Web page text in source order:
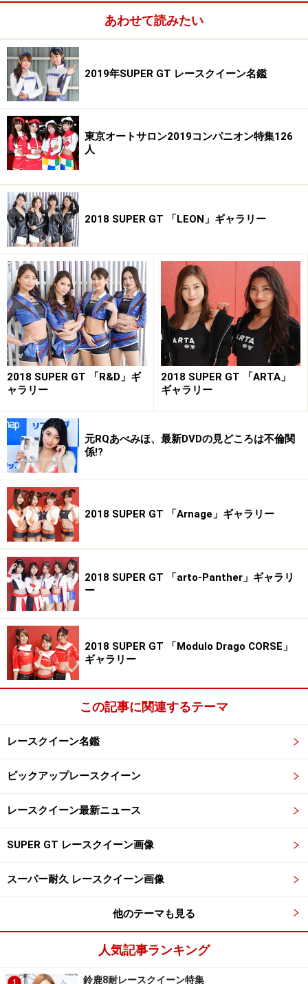
南友香／クリスタルクロコギャル
南友香／クリスタルクロコギャル
■リアルタイム情報は「レースクイーン navi」で配信
中！
----------------------------------------------------------
します。
※画像の肖像権は各モデルさん及び、所属事務所に帰属
します。
※画像の無断使用及び直リンクは営利・非営利を問わず
禁止します。
All About 著作権/商標/免責事項
All About 「レースクイーン」ガイドサイト掲載画像につ
いて
※記事内容は執筆時点のものです。最新の内容をご確認くださ
い。
1/3 次のページへ
あわせて読みたい
2019年SUPER GT レースクイーン名鑑
東京オートサロン2019コンパニオン特集126
人
2018 SUPER GT 「LEON」ギャラリー
2018 SUPER GT 「R&D」ギ
ャラリー
2018 SUPER GT 「ARTA」
ギャラリー
元RQあべみほ、最新DVDの見どころは不倫関
係!?
2018 SUPER GT 「Arnage」ギャラリー
2018 SUPER GT 「arto-Panther」ギャラリ
ー
2018 SUPER GT 「Modulo Drago CORSE」
ギャラリー
この記事に関連するテーマ
レースクイーン名鑑
ピックアップレースクイーン
レースクイーン最新ニュース
SUPER GT レースクイーン画像
スーパー耐久 レースクイーン画像
他のテーマも見る
人気記事ランキング
1 鈴鹿8耐レースクイーン特集